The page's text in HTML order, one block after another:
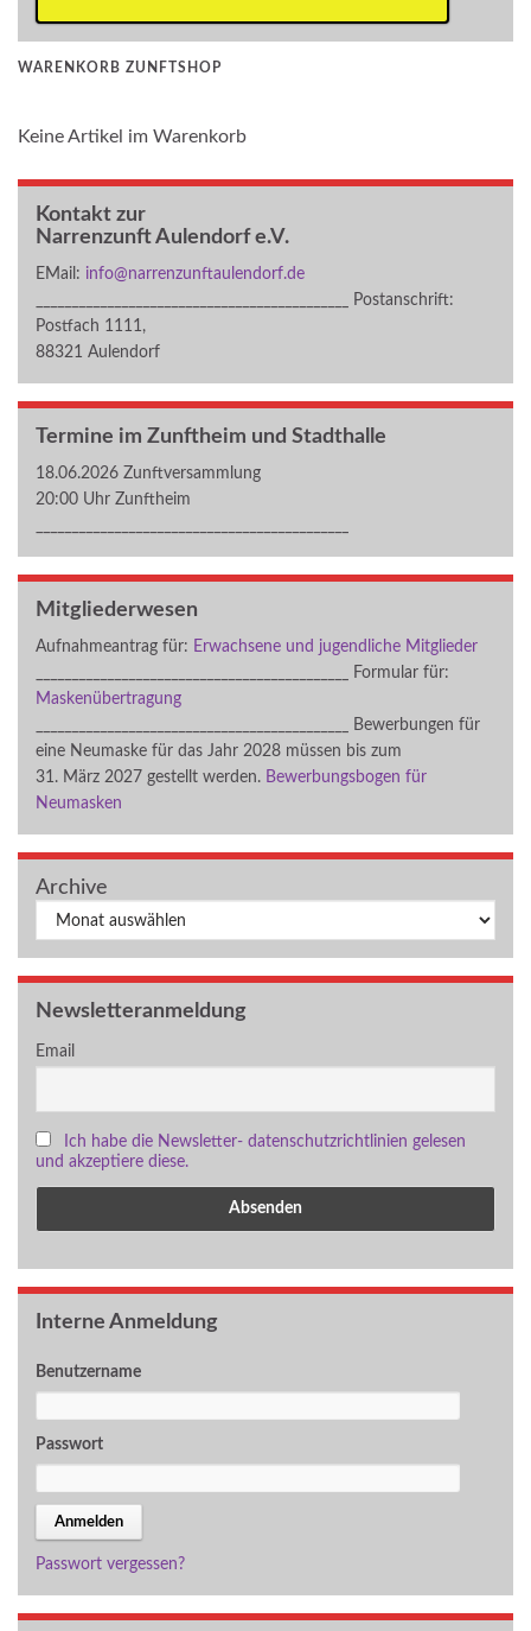
WARENKORB ZUNFTSHOP
Keine Artikel im Warenkorb
Kontakt zur
Narrenzunft Aulendorf e.V.
EMail: info@narrenzunftaulendorf.de
____________________________________________ Postanschrift:
Postfach 1111,
88321 Aulendorf
Termine im Zunftheim und Stadthalle
18.06.2026 Zunftversammlung
20:00 Uhr Zunftheim
Mitgliederwesen
Aufnahmeantrag für: Erwachsene und jugendliche Mitglieder
____________________________________________ Formular für:
Maskenübertragung
____________________________________________ Bewerbungen für
eine Neumaske für das Jahr 2028 müssen bis zum
31. März 2027 gestellt werden. Bewerbungsbogen für
Neumasken
Archive
Archiv
Newsletteranmeldung
Email
Ich habe die Newsletter- datenschutzrichtlinien gelesen
und akzeptiere diese.
Interne Anmeldung
Benutzername
Passwort
Passwort vergessen?